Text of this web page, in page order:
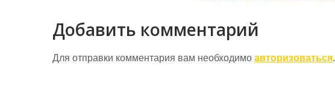
Добавить комментарий
Для отправки комментария вам необходимо авторизоваться.